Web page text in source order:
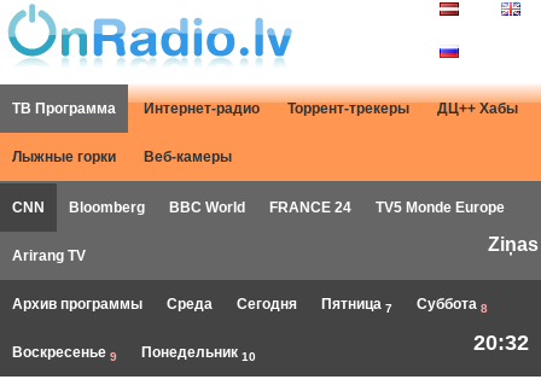
ТВ Программа Интернет-радио Торрент-трекеры ДЦ++ Хабы
Лыжные горки Веб-камеры
CNN Bloomberg BBC World FRANCE 24 TV5 Monde Europe
Arirang TV
Ziņas
Архив программы Среда Сегодня Пятница 7 Суббота 8
Воскресенье 9 Понедельник 10
20:32